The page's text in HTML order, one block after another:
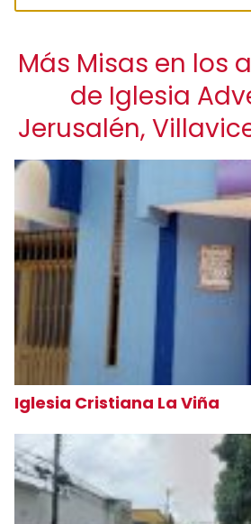
Más Misas en los
de Iglesia
Jerusalén,
Iglesia Cristiana La Viña